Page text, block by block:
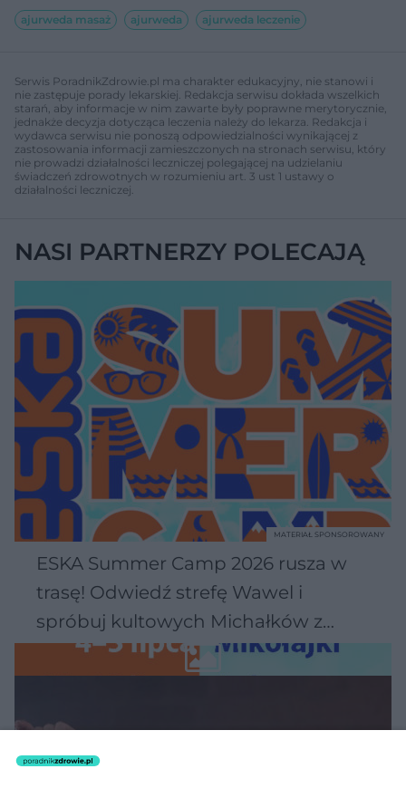
ajurweda masaż ajurweda ajurweda leczenie
Serwis PoradnikZdrowie.pl ma charakter edukacyjny, nie stanowi i
nie zastępuje porady lekarskiej. Redakcja serwisu dokłada wszelkich
starań, aby informacje w nim zawarte były poprawne merytorycznie,
jednakże decyzja dotycząca leczenia należy do lekarza. Redakcja i
wydawca serwisu nie ponoszą odpowiedzialności wynikającej z
zastosowania informacji zamieszczonych na stronach serwisu, który
nie prowadzi działalności leczniczej polegającej na udzielaniu
świadczeń zdrowotnych w rozumieniu art. 3 ust 1 ustawy o
działalności leczniczej.
NASI PARTNERZY POLECAJĄ
ESKA Summer Camp 2026 rusza w
trasę! Odwiedź strefę Wawel i
spróbuj kultowych Michałków z
Wawelu
MATERIAŁ SPONSOROWANY